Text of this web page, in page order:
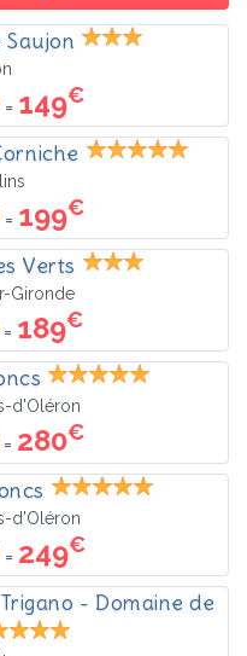
= 149€
= 199€
Verts
Gironde
= 189€
d'Oléron
= 280€
d'Oléron
= 249€
- Domaine de